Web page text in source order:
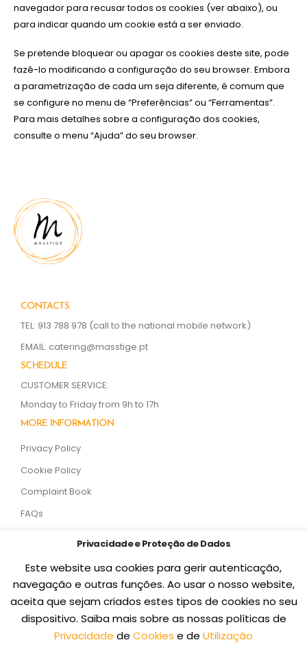
navegador para recusar todos os cookies (ver abaixo), ou
para indicar quando um cookie está a ser enviado.
Se pretende bloquear ou apagar os cookies deste site, pode
fazê-lo modificando a configuração do seu browser. Embora
a parametrização de cada um seja diferente, é comum que
se configure no menu de “Preferências” ou “Ferramentas”.
Para mais detalhes sobre a configuração dos cookies,
consulte o menu “Ajuda” do seu browser.​
CONTACTS
TEL: 913 788 978 (call to the national mobile network)
EMAIL: catering@masstige.pt
SCHEDULE
CUSTOMER SERVICE:
Monday to Friday from 9h to 17h
MORE INFORMATION
Privacy Policy
Cookie Policy
Complaint Book
FAQs
SOCIAL MEDIAPrivacidade e Proteção de Dados
Este website usa cookies para gerir autenticação,
navegação e outras funções. Ao usar o nosso website,
aceita que sejam criados estes tipos de cookies no seu
dispositivo. Saiba mais sobre as nossas políticas de
Privacidade de Cookies e de Utilização